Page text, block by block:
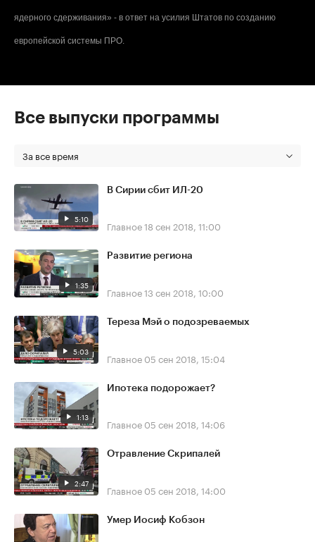
ядерного сдерживания» - в ответ на усилия Штатов по созданию
европейской системы ПРО.
Все выпуски программы
За все время
5:10
В Сирии сбит ИЛ-20
Главное18 сен 2018, 11:00
1:35
Развитие региона
Главное13 сен 2018, 10:00
5:03
Тереза Мэй о подозреваемых
Главное 05 сен 2018, 15:04
1:13
Ипотека подорожает?
Главное 05 сен 2018, 14:06
2:47
Отравление Скрипалей
Главное 05 сен 2018, 14:00
Умер Иосиф Кобзон